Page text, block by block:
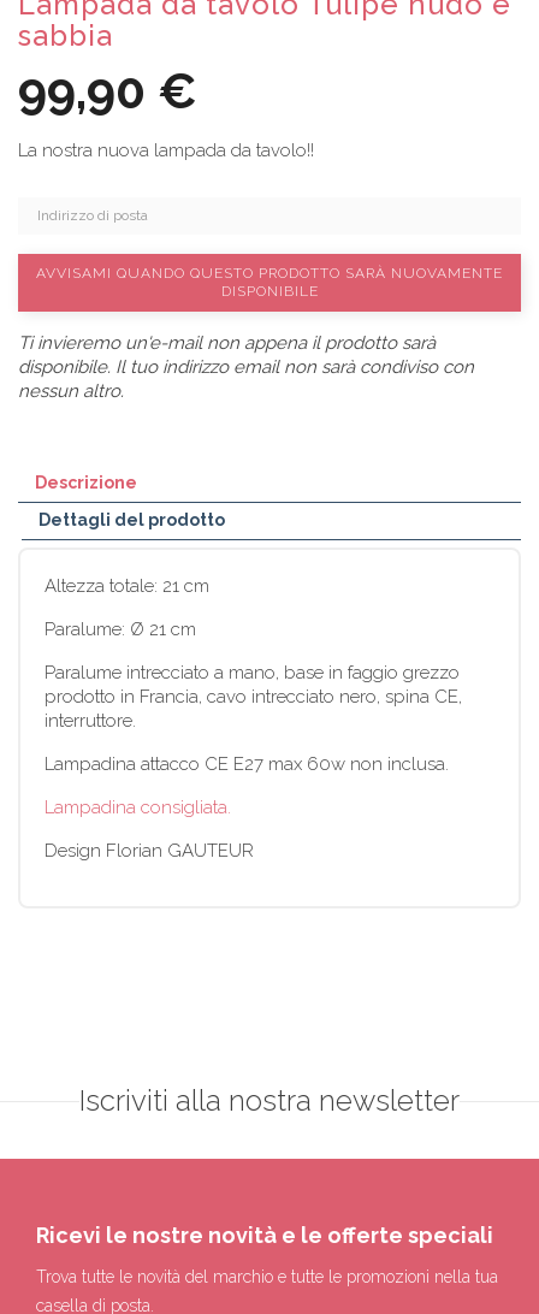
sabbia
99,90 €
La nostra nuova lampada da tavolo!!
AVVISAMI QUANDO QUESTO PRODOTTO SARÀ NUOVAMENTE
DISPONIBILE
Ti invieremo un'e-mail non appena il prodotto sarà
disponibile. Il tuo indirizzo email non sarà condiviso con
nessun altro.
Descrizione
Dettagli del prodotto
Altezza totale: 21 cm
Paralume: Ø 21 cm
Paralume intrecciato a mano, base in faggio grezzo
prodotto in Francia, cavo intrecciato nero, spina CE,
interruttore.
Lampadina attacco CE E27 max 60w non inclusa.
Lampadina consigliata.
Design Florian GAUTEUR
Iscriviti alla nostra newsletter
Ricevi le nostre novità e le offerte speciali
Trova tutte le novità del marchio e tutte le promozioni nella tua
casella di posta.